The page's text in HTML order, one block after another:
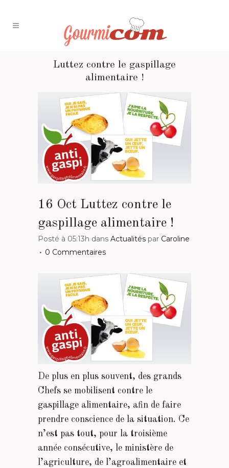
Luttez contre le gaspillage
alimentaire !
16 Oct Luttez contre le
gaspillage alimentaire !
Posté à 05:13h dans Actualités par Caroline
0 Commentaires
De plus en plus souvent, des grands
Chefs se mobilisent contre le
gaspillage alimentaire, afin de faire
prendre conscience de la situation. Ce
n’est pas tout, pour la troisième
année consécutive, le ministère de
l’agriculture, de l’agroalimentaire et